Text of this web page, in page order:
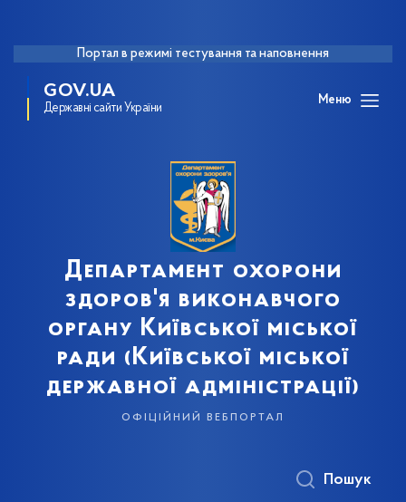
Портал в режимі тестування та наповнення
GOV.UA
Державні сайти України
Меню
Департамент охорони
здоров'я виконавчого
органу Київської міської
ради (Київської міської
державної адміністрації)
офіційний вебпортал
Пошук